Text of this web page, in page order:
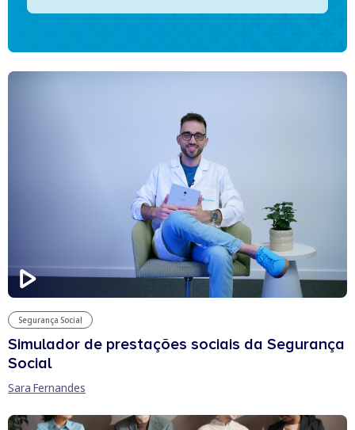
Segurança Social
Simulador de prestações sociais da Segurança
Social
Sara Fernandes